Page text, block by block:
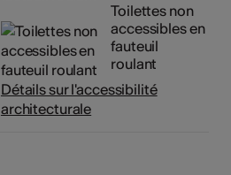
Toilettes non
accessibles en
fauteuil
roulant
Détails sur l'accessibilité
architecturale